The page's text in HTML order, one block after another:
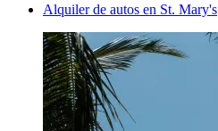
Alquiler de autos en St. Mary's